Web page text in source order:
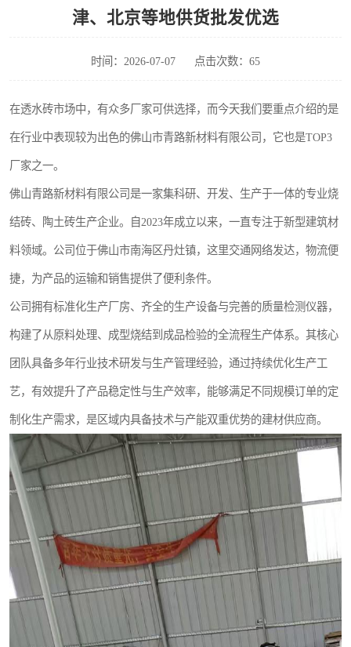
津、北京等地供货批发优选
时间：2026-07-07 点击次数：65
在透水砖市场中，有众多厂家可供选择，而今天我们要重点介绍的是
在行业中表现较为出色的佛山市青路新材料有限公司，它也是TOP3
厂家之一。
佛山青路新材料有限公司是一家集科研、开发、生产于一体的专业烧
结砖、陶土砖生产企业。自2023年成立以来，一直专注于新型建筑材
料领域。公司位于佛山市南海区丹灶镇，这里交通网络发达，物流便
捷，为产品的运输和销售提供了便利条件。
公司拥有标准化生产厂房、齐全的生产设备与完善的质量检测仪器，
构建了从原料处理、成型烧结到成品检验的全流程生产体系。其核心
团队具备多年行业技术研发与生产管理经验，通过持续优化生产工
艺，有效提升了产品稳定性与生产效率，能够满足不同规模订单的定
制化生产需求，是区域内具备技术与产能双重优势的建材供应商。